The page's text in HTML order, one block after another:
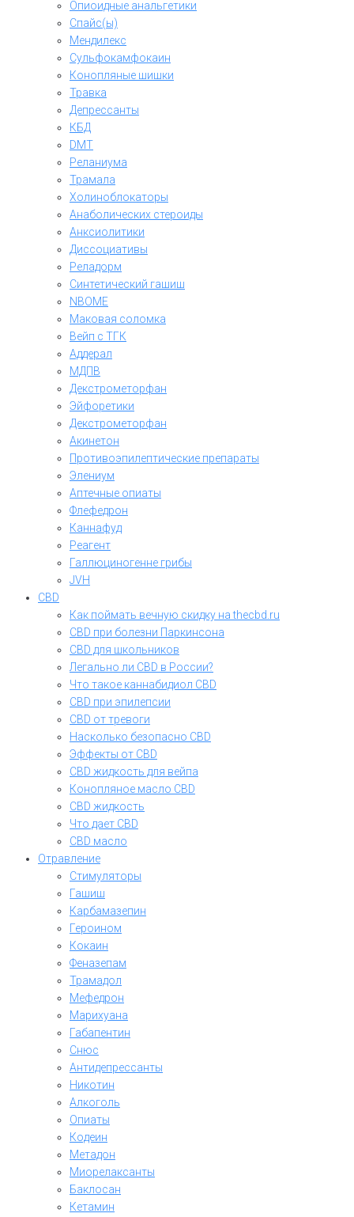
Опиоидные анальгетики
Спайс(ы)
Мендилекс
Сульфокамфокаин
Конопляные шишки
Травка
Депрессанты
КБД
DMT
Реланиума
Трамала
Холиноблокаторы
Анаболических стероиды
Анксиолитики
Диссоциативы
Реладорм
Синтетический гашиш
NBOME
Маковая соломка
Вейп с ТГК
Аддерал
МДПВ
Декстрометорфан
Эйфоретики
Декстрометорфан
Акинетон
Противоэпилептические препараты
Элениум
Аптечные опиаты
Флефедрон
Каннафуд
Реагент
Галлюциногенне грибы
JVH
CBD
Как поймать вечную скидку на thecbd.ru
CBD при болезни Паркинсона
CBD для школьников
Легально ли CBD в России?
Что такое каннабидиол CBD
CBD при эпилепсии
CBD от тревоги
Насколько безопасно CBD
Эффекты от CBD
CBD жидкость для вейпа
Конопляное масло CBD
CBD жидкость
Что дает CBD
CBD масло
Отравление
Стимуляторы
Гашиш
Карбамазепин
Героином
Кокаин
Феназепам
Трамадол
Мефедрон
Марихуана
Габапентин
Снюс
Антидепрессанты
Никотин
Алкоголь
Опиаты
Кодеин
Метадон
Миорелаксанты
Баклосан
Кетамин